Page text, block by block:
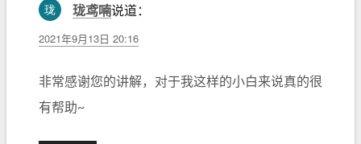
珑鸢喃说道：
2021年9月13日 20:16
非常感谢您的讲解，对于我这样的小白来说真的很
有帮助~